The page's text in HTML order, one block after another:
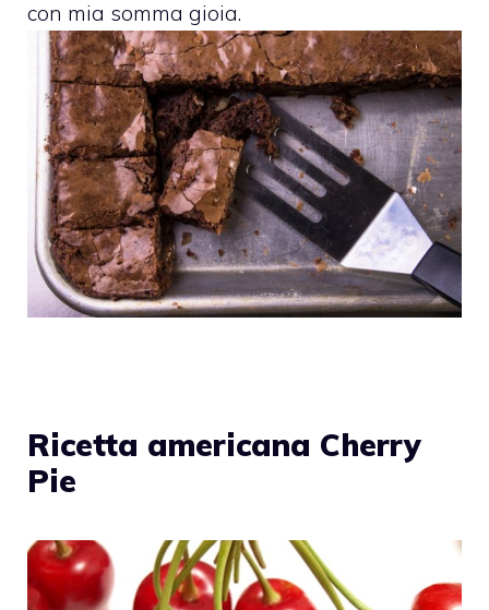
con mia somma gioia.
Ricetta americana Cherry
Pie